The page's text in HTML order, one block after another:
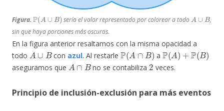
Figura.
A
sería el valor representado por colorear a todo
,
sin que haya porciones más oscuras.
En la figura anterior resaltamos con la misma opacidad a
todo
A∪B
con azul. Al restarle
P(A∩B)
a
P(A)+P(B)
aseguramos que
A∩B
no se contabiliza
2
veces.
Principio de inclusión-exclusión para más eventos